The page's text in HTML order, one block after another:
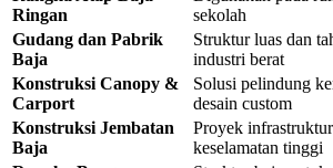
Ringan
sekolah
Gudang dan Pabrik
Baja
Struktur luas dan
industri berat
Konstruksi Canopy &
Carport
Solusi pelindung
desain custom
Konstruksi Jembatan
Baja
Proyek
keselamatan tinggi